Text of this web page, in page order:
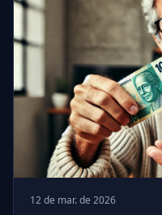
12 de mar. de 2026